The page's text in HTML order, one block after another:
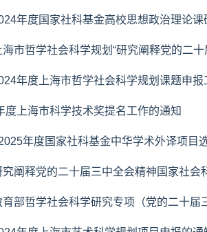
年度国家社科基金高校思想政治理论
市哲学社会科学规划“研究阐释党的二
年度上海市哲学社会科学规划课题申报
度上海市科学技术奖提名工作的通知
年度国家社科基金中华学术外译项目
阐释党的二十届三中全会精神国家社会
部哲学社会科学研究专项（党的二十届